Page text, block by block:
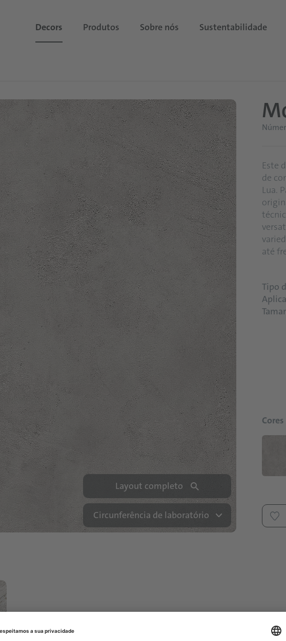
Decors Produtos Sobre nós Sustentabilidade
Layout completo
Circunferência de laboratório
Este
de
Lua.
até
Tipo